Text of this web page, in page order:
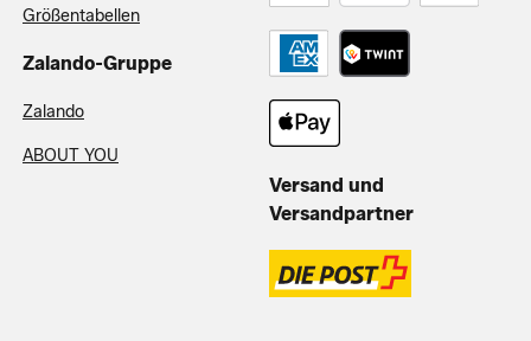
Größentabellen
Zalando-Gruppe
Zalando
ABOUT YOU
Versand und
Versandpartner